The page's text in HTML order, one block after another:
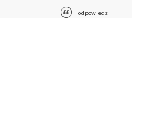
odpowiedz